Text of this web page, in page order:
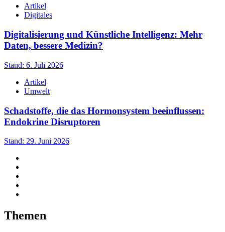
Artikel
Digitales
Digitalisierung und Künstliche Intelligenz: Mehr
Daten, bessere Medizin?
Stand: 6. Juli 2026
Artikel
Umwelt
Schadstoffe, die das Hormonsystem beeinflussen:
Endokrine Disruptoren
Stand: 29. Juni 2026
Themen